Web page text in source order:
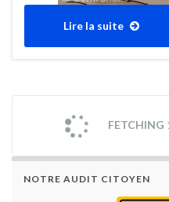
Lire la suite
FETCHING
NOTRE AUDIT CITOYEN